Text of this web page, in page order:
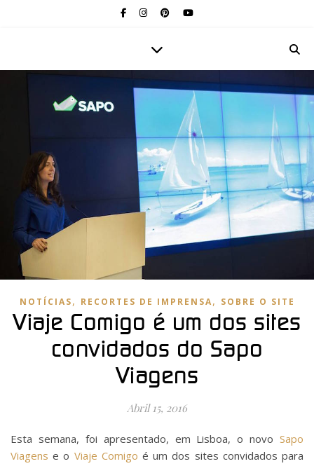
NOTÍCIAS, RECORTES DE IMPRENSA, SOBRE O SITE
Viaje Comigo é um dos sites
convidados do Sapo
Viagens
Abril 15, 2016
Esta semana, foi apresentado, em Lisboa, o novo Sapo
Viagens e o Viaje Comigo é um dos sites convidados para